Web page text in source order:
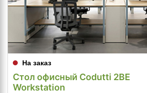
На заказ
Стол офисный Codutti 2BE
Workstation